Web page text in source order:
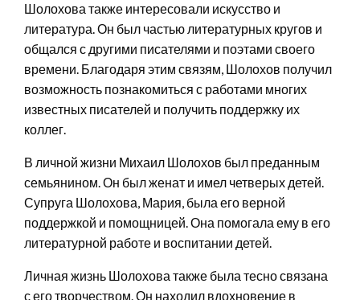
Шолохова также интересовали искусство и
литература. Он был частью литературных кругов и
общался с другими писателями и поэтами своего
времени. Благодаря этим связям, Шолохов получил
возможность познакомиться с работами многих
известных писателей и получить поддержку их
коллег.
В личной жизни Михаил Шолохов был преданным
семьянином. Он был женат и имел четверых детей.
Супруга Шолохова, Мария, была его верной
поддержкой и помощницей. Она помогала ему в его
литературной работе и воспитании детей.
Личная жизнь Шолохова также была тесно связана
с его творчеством. Он находил вдохновение в